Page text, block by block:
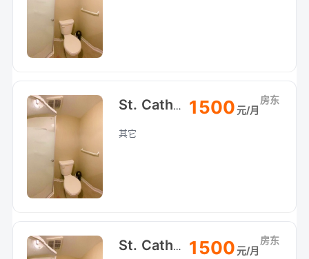
St. Catharines 圣凯瑟琳Pen附近House地下室整租：
其它
1500元/月
房东
St. Catharines 圣凯瑟琳Pen附近House地下室整租： 1500元/月
房东